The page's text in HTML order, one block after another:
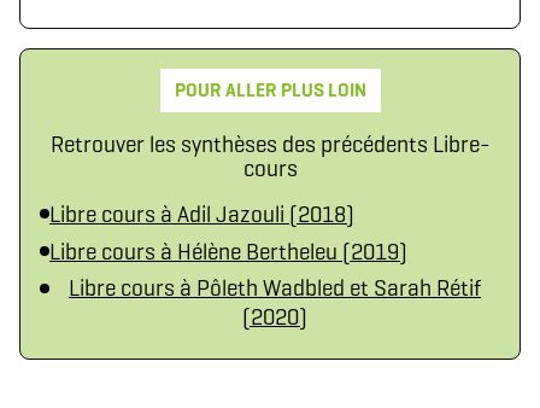
POUR ALLER PLUS LOIN
Retrouver les synthèses des précédents Libre-
cours
Libre cours à Adil Jazouli (2018)
Libre cours à Hélène Bertheleu (2019)
Libre cours à Pôleth Wadbled et Sarah Rétif
(2020)